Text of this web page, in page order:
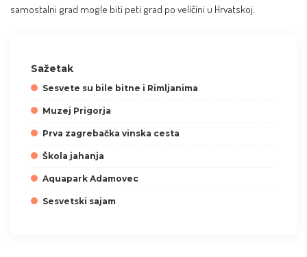
samostalni grad mogle biti peti grad po veličini u Hrvatskoj.
Sažetak
Sesvete su bile bitne i Rimljanima
Muzej Prigorja
Prva zagrebačka vinska cesta
Škola jahanja
Aquapark Adamovec
Sesvetski sajam